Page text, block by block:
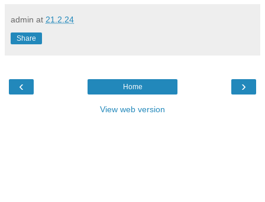
admin at 21.2.24
Share
‹ ›
Home
View web version